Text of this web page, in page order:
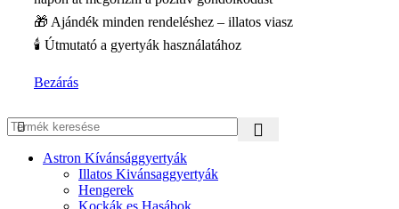
🎁 Ajándék minden rendeléshez – illatos viasz
🕯️ Útmutató a gyertyák használatához
Bezárás
Astron Kívánsággyertyák
Illatos Kivánsaggyertyák
Hengerek
Kockák es Hasábok